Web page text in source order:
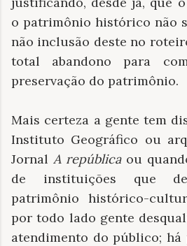
o patrimônio histórico não
não inclusão deste no
total abandono para
preservação do patrimônio.
Mais certeza a gente tem
Instituto Geográfico ou
Jornal A repúblicaou
de instituições que
patrimônio histórico-
por todo lado gente
atendimento do público;